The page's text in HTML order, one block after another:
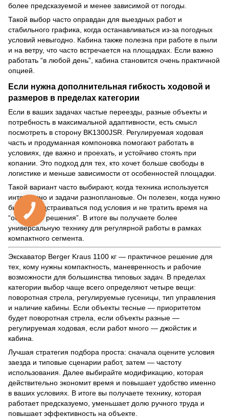
более предсказуемой и менее зависимой от погоды.
Такой выбор часто оправдан для выездных работ и
стабильного графика, когда останавливаться из-за погодных
условий невыгодно. Кабина также полезна при работе в пыли
и на ветру, что часто встречается на площадках. Если важно
работать “в любой день”, кабина становится очень практичной
опцией.
Если нужна дополнительная гибкость ходовой и
размеров в пределах категории
Если в ваших задачах частые переезды, разные объекты и
потребность в максимальной адаптивности, есть смысл
посмотреть в сторону BK1300JSR. Регулируемая ходовая
часть и продуманная компоновка помогают работать в
условиях, где важно и проехать, и устойчиво стоять при
копании. Это подход для тех, кто хочет больше свободы в
логистике и меньше зависимости от особенностей площадки.
Такой вариант часто выбирают, когда техника используется
интенсивно и задачи разноплановые. Он полезен, когда нужно
быстро подстраиваться под условия и не тратить время на
“обходные решения”. В итоге вы получаете более
универсальную технику для регулярной работы в рамках
компактного сегмента.
Экскаватор Berger Kraus 1100 кг — практичное решение для
тех, кому нужны компактность, маневренность и рабочие
возможности для большинства типовых задач. В пределах
категории выбор чаще всего определяют четыре вещи:
поворотная стрела, регулируемые гусеницы, тип управления
и наличие кабины. Если объекты тесные — приоритетом
будет поворотная стрела, если объекты разные —
регулируемая ходовая, если работ много — джойстик и
кабина.
Лучшая стратегия подбора проста: сначала оцените условия
заезда и типовые сценарии работ, затем — частоту
использования. Далее выбирайте модификацию, которая
действительно экономит время и повышает удобство именно
в ваших условиях. В итоге вы получаете технику, которая
работает предсказуемо, уменьшает долю ручного труда и
повышает эффективность на объекте.